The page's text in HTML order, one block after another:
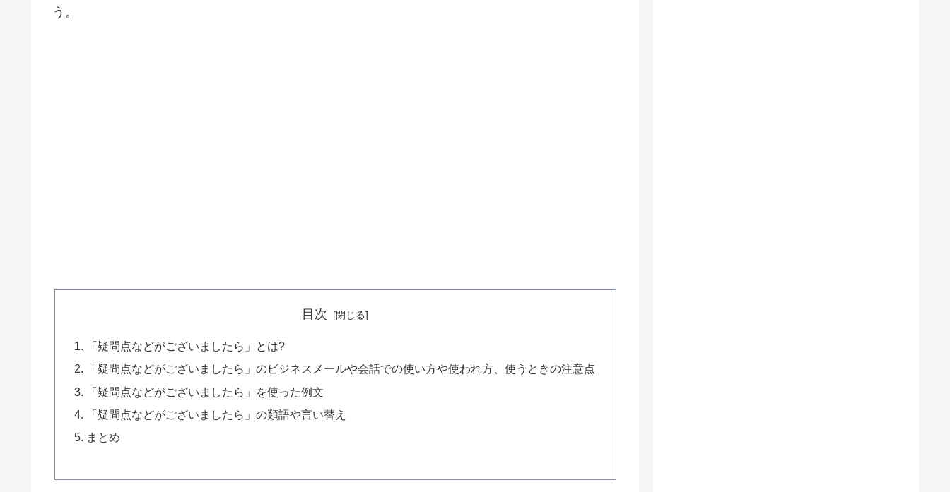
う。
目次
「疑問点などがございましたら」とは?
「疑問点などがございましたら」のビジネスメールや会話での使い方や使われ方、使うときの注意点
「疑問点などがございましたら」を使った例文
「疑問点などがございましたら」の類語や言い替え
まとめ